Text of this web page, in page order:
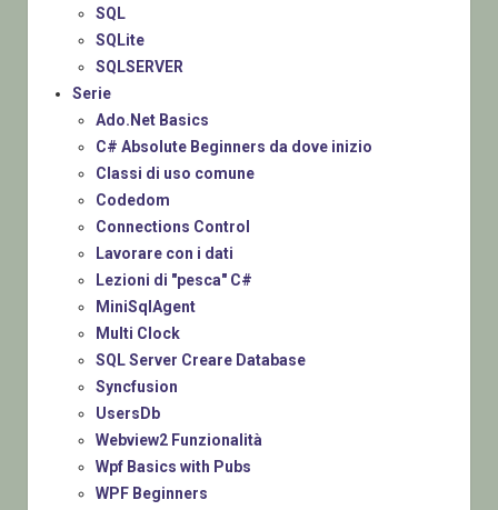
SQL
SQLite
SQLSERVER
Serie
Ado.Net Basics
C# Absolute Beginners da dove inizio
Classi di uso comune
Codedom
Connections Control
Lavorare con i dati
Lezioni di "pesca" C#
MiniSqlAgent
Multi Clock
SQL Server Creare Database
Syncfusion
UsersDb
Webview2 Funzionalità
Wpf Basics with Pubs
WPF Beginners